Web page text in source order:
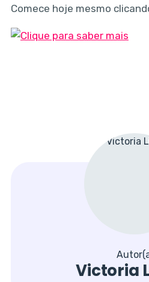
Comece hoje mesmo
Victoria